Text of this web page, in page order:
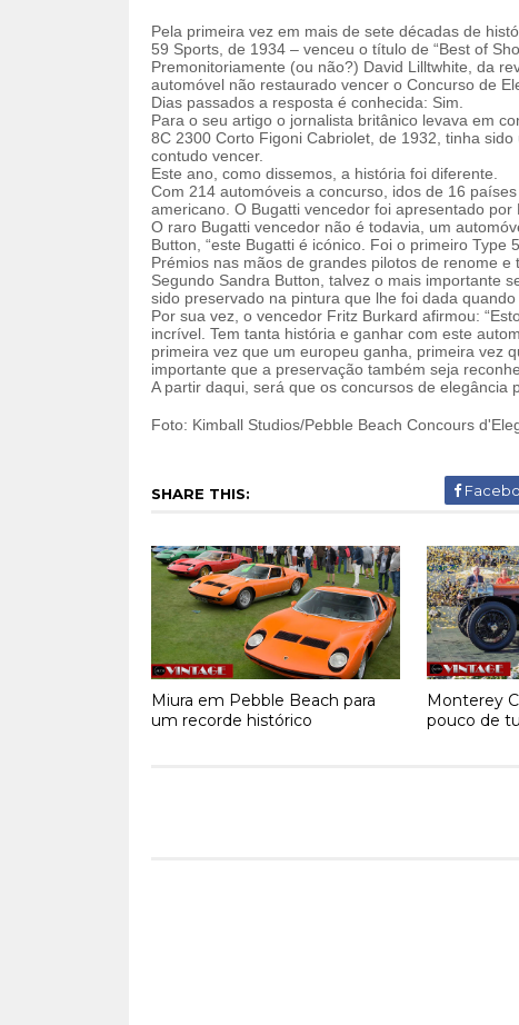
Pela primeira vez em mais de sete décadas de
59 Sports, de 1934 – venceu o título de “Best of
Premonitoriamente (ou não?) David Lilltwhite, da
automóvel não restaurado vencer o Concurso de
Dias passados a resposta é conhecida: Sim.
Para o seu artigo o jornalista britânico levava em
8C 2300 Corto Figoni Cabriolet, de 1932, tinha
contudo vencer.
Este ano, como dissemos, a história foi diferente.
Com 214 automóveis a concurso, idos de 16
americano. O Bugatti vencedor foi apresentado
O raro Bugatti vencedor não é todavia, um
Button, “este Bugatti é icónico. Foi o primeiro
Prémios nas mãos de grandes pilotos de renome e
Segundo Sandra Button, talvez o mais importante
sido preservado na pintura que lhe foi dada
Por sua vez, o vencedor Fritz Burkard afirmou:
incrível. Tem tanta história e ganhar com este
primeira vez que um europeu ganha, primeira vez
importante que a preservação também seja
A partir daqui, será que os concursos de elegância
Foto: Kimball Studios/Pebble Beach Concours
SHARE THIS:
Miura em Pebble Beach para
um recorde histórico
Monterey
pouco de